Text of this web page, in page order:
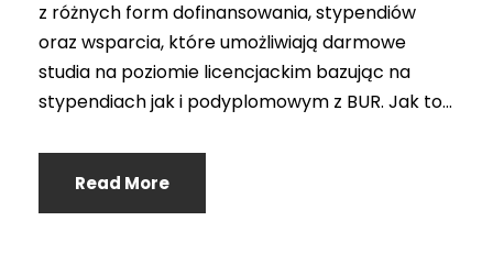
z różnych form dofinansowania, stypendiów
oraz wsparcia, które umożliwiają darmowe
studia na poziomie licencjackim bazując na
stypendiach jak i podyplomowym z BUR. Jak to...
Read More